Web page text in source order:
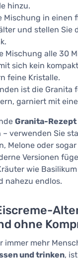
hinzu.
Mischung in einen
und stellen Sie
Mischung alle 30
sich kein
feine Kristalle.
ist die Granita
garniert mit
Granita-Rezept
– verwenden Sie
Melone oder
Versionen
wie
nahezu endlos.
ohne
immer mehr
und trinken,